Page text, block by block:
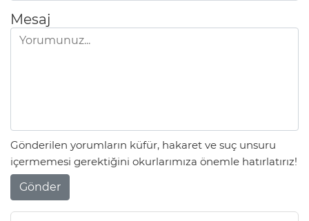
Mesaj
Gönderilen yorumların küfür, hakaret ve suç unsuru
içermemesi gerektiğini okurlarımıza önemle hatırlatırız!
Gönder